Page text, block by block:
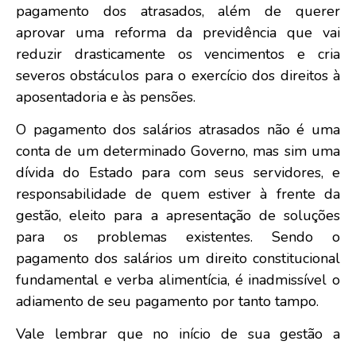
pagamento dos atrasados, além de querer
aprovar uma reforma da previdência que vai
reduzir drasticamente os vencimentos e cria
severos obstáculos para o exercício dos direitos à
aposentadoria e às pensões.
O pagamento dos salários atrasados não é uma
conta de um determinado Governo, mas sim uma
dívida do Estado para com seus servidores, e
responsabilidade de quem estiver à frente da
gestão, eleito para a apresentação de soluções
para os problemas existentes. Sendo o
pagamento dos salários um direito constitucional
fundamental e verba alimentícia, é inadmissível o
adiamento de seu pagamento por tanto tampo.
Vale lembrar que no início de sua gestão a